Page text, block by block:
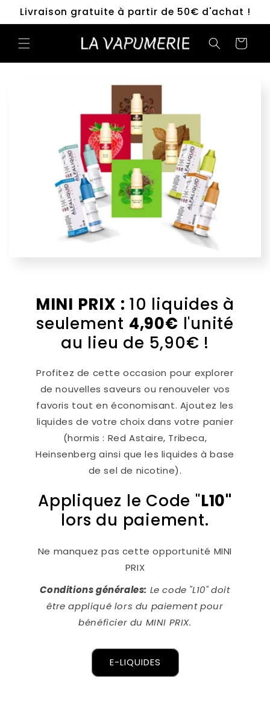
passer
au
contenu
Livraison gratuite à partir de 50€ d'achat !
Panier
MINI PRIX : 10 liquides à
seulement 4,90€ l'unité
au lieu de 5,90€ !
Profitez de cette occasion pour explorer
de nouvelles saveurs ou renouveler vos
favoris tout en économisant. Ajoutez les
liquides de votre choix dans votre panier
(hormis : Red Astaire, Tribeca,
Heinsenberg ainsi que les liquides à base
de sel de nicotine).
Appliquez le Code "L10"
lors du paiement.
Ne manquez pas cette opportunité MINI
PRIX
Conditions générales: Le code "L10" doit
être appliqué lors du paiement pour
bénéficier du MINI PRIX.
E-LIQUIDES